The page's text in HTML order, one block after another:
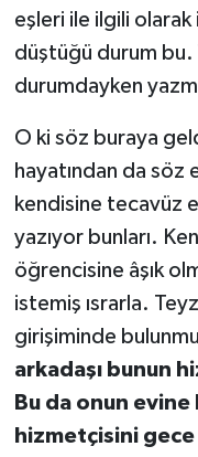
eşleri ile ilgili olarak
düştüğü durum bu.
durumdayken
O ki söz buraya
hayatından da
kendisine tecavüz
yazıyor bunları.
öğrencisine âşık
istemiş ısrarla.
girişiminde
arkadaşı bunun
Bu da onun
hizmetçisini gece